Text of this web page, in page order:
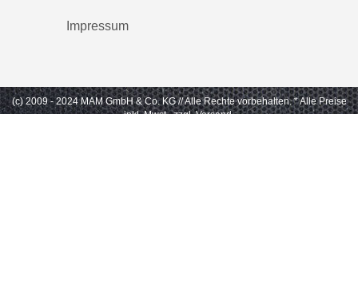
Impressum
(c) 2009 - 2024 MAM GmbH & Co. KG // Alle Rechte vorbehalten. * Alle Preise
inkl. Mwst., zzgl. Versand.